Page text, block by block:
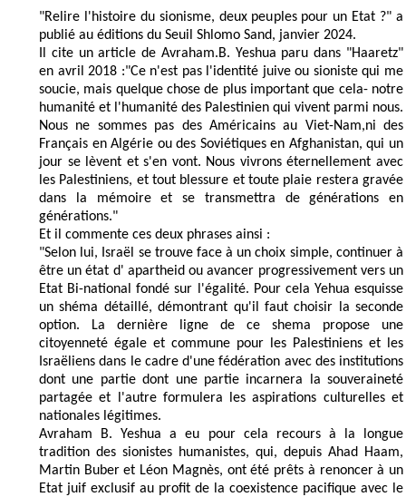
"Relire l'histoire du sionisme, deux peuples pour un Etat ?" a
publié au éditions du Seuil Shlomo Sand, janvier 2024.
Il cite un article de Avraham.B. Yeshua paru dans "Haaretz"
en avril 2018 :"Ce n'est pas l'identité juive ou sioniste qui me
soucie, mais quelque chose de plus important que cela- notre
humanité et l'humanité des Palestinien qui vivent parmi nous.
Nous ne sommes pas des Américains au Viet-Nam,ni des
Français en Algérie ou des Soviétiques en Afghanistan, qui un
jour se lèvent et s'en vont. Nous vivrons éternellement avec
les Palestiniens, et tout blessure et toute plaie restera gravée
dans la mémoire et se transmettra de générations en
générations."
Et il commente ces deux phrases ainsi :
"Selon lui, Israël se trouve face à un choix simple, continuer à
être un état d' apartheid ou avancer progressivement vers un
Etat Bi-national fondé sur l'égalité. Pour cela Yehua esquisse
un shéma détaillé, démontrant qu'il faut choisir la seconde
option. La dernière ligne de ce shema propose une
citoyenneté égale et commune pour les Palestiniens et les
Israëliens dans le cadre d'une fédération avec des institutions
dont une partie dont une partie incarnera la souveraineté
partagée et l'autre formulera les aspirations culturelles et
nationales légitimes.
Avraham B. Yeshua a eu pour cela recours à la longue
tradition des sionistes humanistes, qui, depuis Ahad Haam,
Martin Buber et Léon Magnès, ont été prêts à renoncer à un
Etat juif exclusif au profit de la coexistence pacifique avec le